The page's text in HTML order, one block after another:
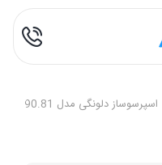
اسپرسوساز دلونگی مدل ECAM290.81